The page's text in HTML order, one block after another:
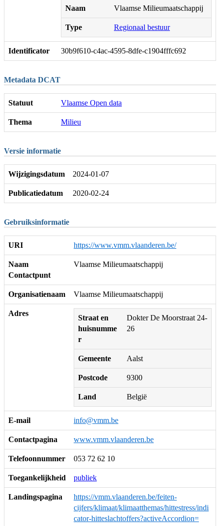
Naam Vlaamse Milieumaatschappij
Type Regionaal bestuur
Identificator 30b9f610-c4ac-4595-8dfe-c1904fffc692
Metadata DCAT
Statuut Vlaamse Open data
Thema Milieu
Versie informatie
Wijzigingsdatum 2024-01-07
Publicatiedatum 2020-02-24
Gebruiksinformatie
URI https://www.vmm.vlaanderen.be/
Naam
Contactpunt
Vlaamse Milieumaatschappij
Organisatienaam Vlaamse Milieumaatschappij
Adres
Straat en
huisnumme
r
Dokter De Moorstraat 24-
26
Gemeente Aalst
Postcode 9300
Land België
E-mail info@vmm.be
Contactpagina www.vmm.vlaanderen.be
Telefoonnummer 053 72 62 10
Toegankelijkheid publiek
Landingspagina
https://vmm.vlaanderen.be/feiten-
cijfers/klimaat/klimaatthemas/hittestress/indi
cator-hitteslachtoffers?activeAccordion=